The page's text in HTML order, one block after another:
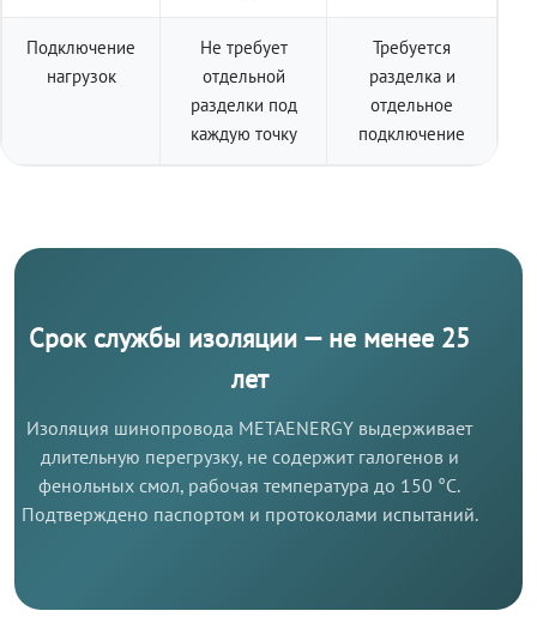
Подключение
нагрузок
Не требует
отдельной
разделки под
каждую точку
Требуется
разделка и
отдельное
подключение
Срок службы изоляции — не менее 25
лет
Изоляция шинопровода METAENERGY выдерживает
длительную перегрузку, не содержит галогенов и
фенольных смол, рабочая температура до 150 °C.
Подтверждено паспортом и протоколами испытаний.